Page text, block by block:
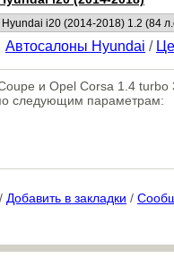
Автосалоны Hyundai /
и Opel Corsa 1.4
следующим параметрам:
/ Добавить в закладки /